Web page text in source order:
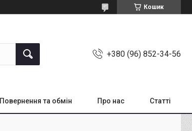
Кошик
+380 (96) 852-34-56
Повернення та обмін Про нас Статті